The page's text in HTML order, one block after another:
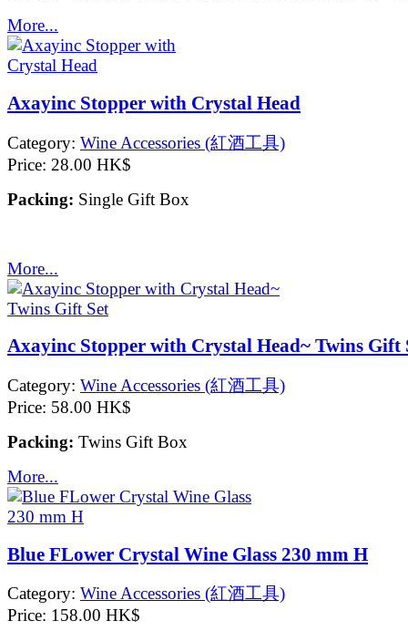
More...
Axayinc Stopper with Crystal Head
Category: Wine Accessories (紅酒工具)
Price: 28.00 HK$
Packing: Single Gift Box
More...
Axayinc Stopper with Crystal Head~ Twins Gift
Category: Wine Accessories (紅酒工具)
Price: 58.00 HK$
Packing: Twins Gift Box
More...
Blue FLower Crystal Wine Glass 230 mm H
Category: Wine Accessories (紅酒工具)
Price: 158.00 HK$